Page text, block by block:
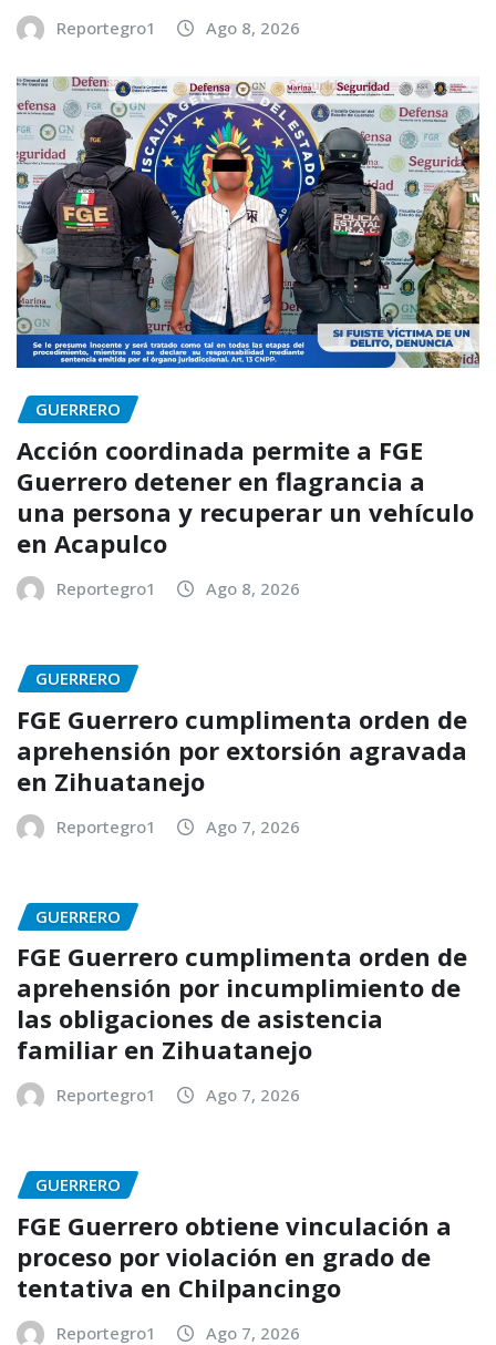
Reportegro1 Ago 8, 2026
GUERRERO
Acción coordinada permite a FGE
Guerrero detener en flagrancia a
una persona y recuperar un vehículo
en Acapulco
Reportegro1 Ago 8, 2026
GUERRERO
FGE Guerrero cumplimenta orden de
aprehensión por extorsión agravada
en Zihuatanejo
Reportegro1 Ago 7, 2026
GUERRERO
FGE Guerrero cumplimenta orden de
aprehensión por incumplimiento de
las obligaciones de asistencia
familiar en Zihuatanejo
Reportegro1 Ago 7, 2026
GUERRERO
FGE Guerrero obtiene vinculación a
proceso por violación en grado de
tentativa en Chilpancingo
Reportegro1 Ago 7, 2026